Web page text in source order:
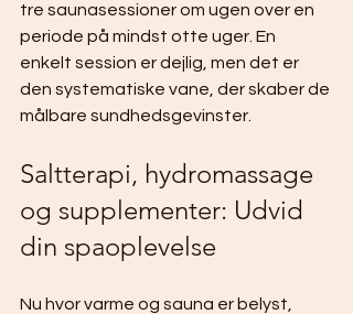
tre saunasessioner om ugen over en
periode på mindst otte uger. En
enkelt session er dejlig, men det er
den systematiske vane, der skaber de
målbare sundhedsgevinster.
Saltterapi, hydromassage
og supplementer: Udvid
din spaoplevelse
Nu hvor varme og sauna er belyst,